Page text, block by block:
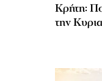
Κρήτη:
την